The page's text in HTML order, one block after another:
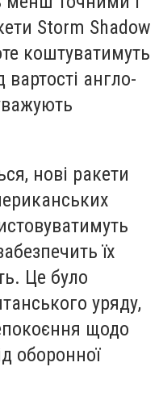
Storm Shadow
коштуватимуть
англо-
нові ракети
їх
Це було
уряду,
щодо
оборонної